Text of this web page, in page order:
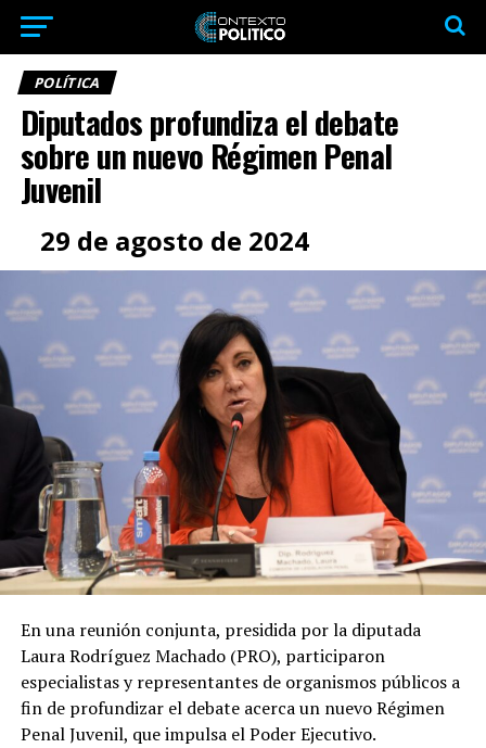
POLÍTICA
Diputados profundiza el debate
sobre un nuevo Régimen Penal
Juvenil
29 de agosto de 2024
En una reunión conjunta, presidida por la diputada
Laura Rodríguez Machado (PRO), participaron
especialistas y representantes de organismos públicos a
fin de profundizar el debate acerca un nuevo Régimen
Penal Juvenil, que impulsa el Poder Ejecutivo.